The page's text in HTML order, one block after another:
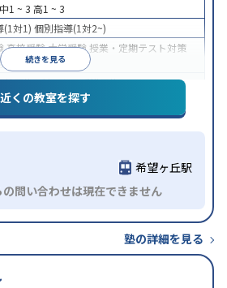
続きを見る
中1 ~ 3 高1 ~ 3
(1対1) 個別指導(1対2~)
高校受験大学受験 授業・定期テスト対策
学習習慣の定着
替可能1科目から受講可能
近くの教室を探す
希望ヶ丘駅
問い合わせは現在できません
塾の詳細を見る